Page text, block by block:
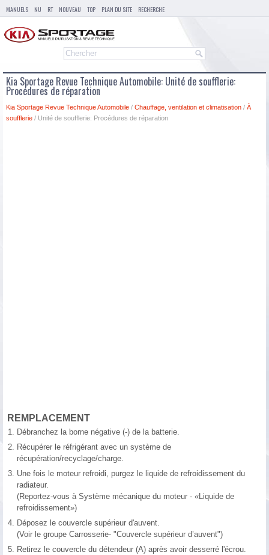
MANUELS NU RT NOUVEAU TOP PLAN DU SITE RECHERCHE
Kia Sportage Revue Technique Automobile: Unité de soufflerie:
Procédures de réparation
Kia Sportage Revue Technique Automobile / Chauffage, ventilation et climatisation / À
soufflerie / Unité de soufflerie: Procédures de réparation
REMPLACEMENT
1. Débranchez la borne négative (-) de la batterie.
2. Récupérer le réfrigérant avec un système de
récupération/recyclage/charge.
3. Une fois le moteur refroidi, purgez le liquide de refroidissement du
radiateur.
(Reportez-vous à Système mécanique du moteur - «Liquide de
refroidissement»)
4. Déposez le couvercle supérieur d'auvent.
(Voir le groupe Carrosserie- "Couvercle supérieur d’auvent")
5. Retirez le couvercle du détendeur (A) après avoir desserré l'écrou.